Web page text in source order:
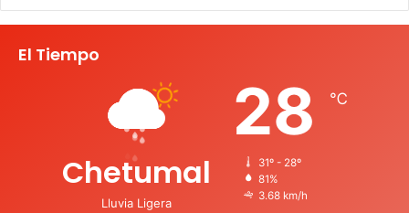
El Tiempo
Chetumal
Lluvia Ligera
28 ℃
31º - 28º
81%
3.68 km/h